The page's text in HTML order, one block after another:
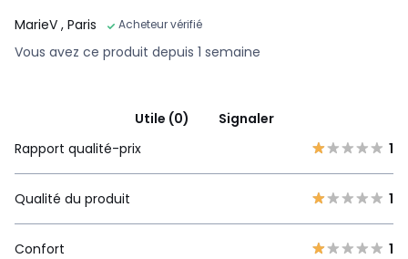
MarieV , Paris Acheteur vérifié
Vous avez ce produit depuis 1 semaine
Utile (0)
Signaler
Rapport qualité-prix
1
Qualité du produit 1
Confort 1